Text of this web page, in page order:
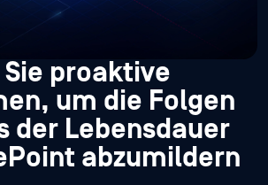
proaktive
um die Folgen
der Lebensdauer
abzumildern